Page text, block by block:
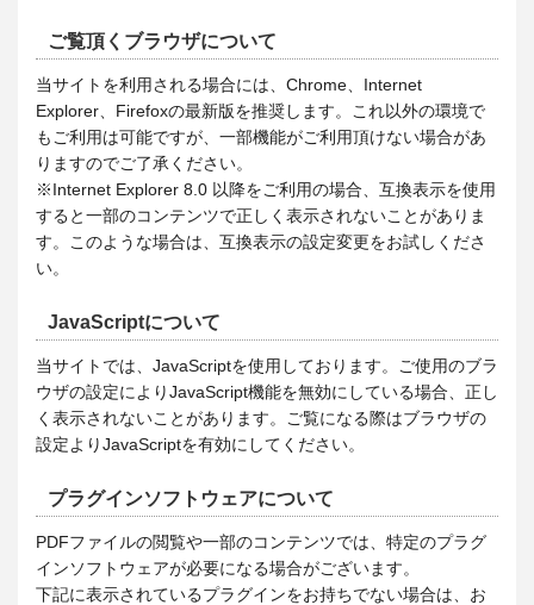
ご覧頂くブラウザについて
当サイトを利用される場合には、Chrome、Internet
Explorer、Firefoxの最新版を推奨します。これ以外の環境で
もご利用は可能ですが、一部機能がご利用頂けない場合があ
りますのでご了承ください。
※Internet Explorer 8.0 以降をご利用の場合、互換表示を使用
すると一部のコンテンツで正しく表示されないことがありま
す。このような場合は、互換表示の設定変更をお試しくださ
い。
JavaScriptについて
当サイトでは、JavaScriptを使用しております。ご使用のブラ
ウザの設定によりJavaScript機能を無効にしている場合、正し
く表示されないことがあります。ご覧になる際はブラウザの
設定よりJavaScriptを有効にしてください。
プラグインソフトウェアについて
PDFファイルの閲覧や一部のコンテンツでは、特定のプラグ
インソフトウェアが必要になる場合がございます。
下記に表示されているプラグインをお持ちでない場合は、お